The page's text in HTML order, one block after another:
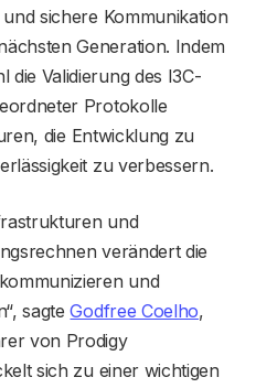
sichere Kommunikation
Generation. Indem
die Validierung des I3C-
Protokolle
die Entwicklung zu
zu verbessern.
und
verändert die
und
sagteGodfree Coelho,
von Prodigy
sich zu einer wichtigen